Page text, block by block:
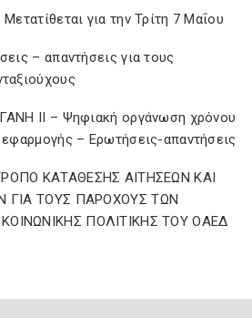
για την Τρίτη 7 Μαΐου
– απαντήσεις για τους
ΙΙ – Ψηφιακή οργάνωση χρόνου
– Ερωτήσεις-απαντήσεις
ΚΑΤΑΘΕΣΗΣ ΑΙΤΗΣΕΩΝ ΚΑΙ
ΓΙΑ ΤΟΥΣ ΠΑΡΟΧΟΥΣ ΤΩΝ
ΠΟΛΙΤΙΚΗΣ ΤΟΥ ΟΑΕΔ